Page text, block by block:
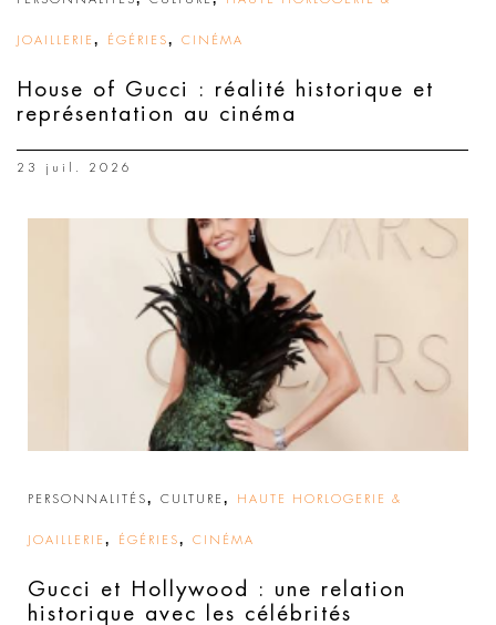
JOAILLERIE , ÉGÉRIES, CINÉMA
House of Gucci : réalité historique et
représentation au cinéma
23 juil. 2026
PERSONNALITÉS, CULTURE , HAUTE HORLOGERIE &
JOAILLERIE , ÉGÉRIES, CINÉMA
Gucci et Hollywood : une relation
historique avec les célébrités